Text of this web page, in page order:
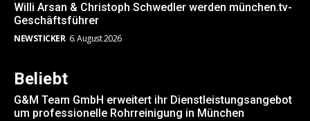
Willi Arsan & Christoph Schwedler werden münchen.tv-
Geschäftsführer
NEWSTICKER 6. August 2026
Beliebt
G&M Team GmbH erweitert ihr Dienstleistungsangebot
um professionelle Rohrreinigung in München